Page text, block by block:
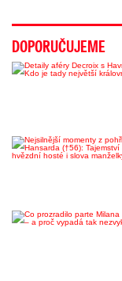
DOPORUČUJEME